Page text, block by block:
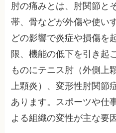
肘の痛みとは、肘関節と
帯、骨などが外傷や使い
どの影響で炎症や損傷を
限、機能の低下を引き起
ものにテニス肘（外側上
上顆炎）、変形性肘関節
あります。スポーツや仕
よる組織の変性が主な要